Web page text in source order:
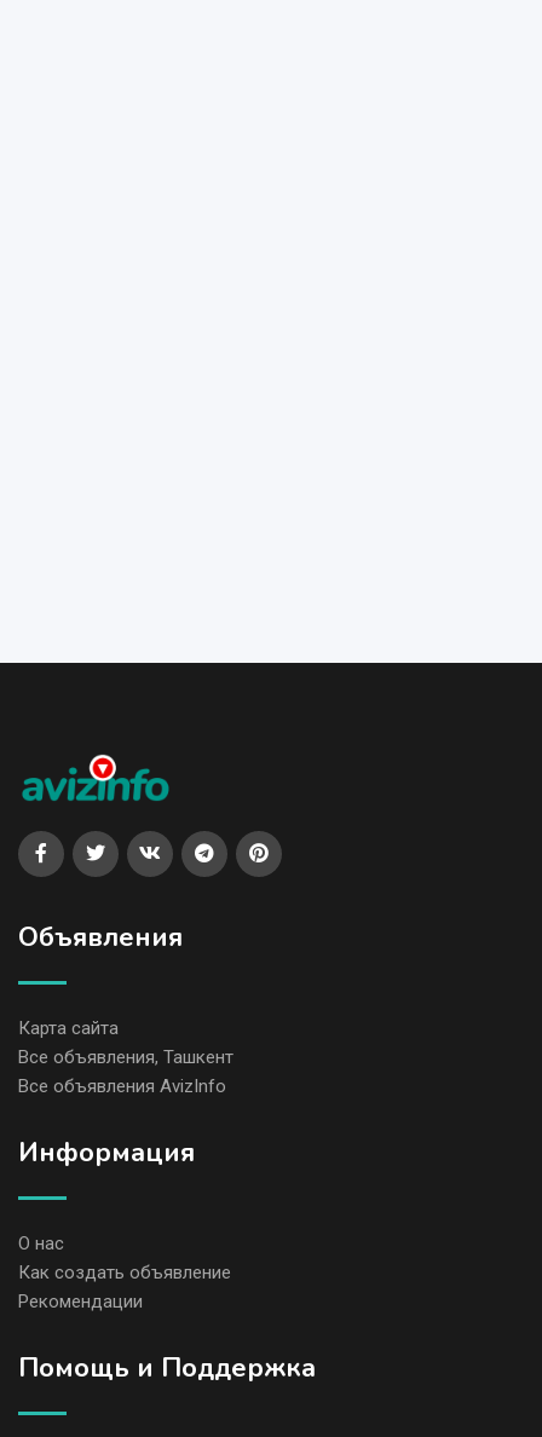
Объявления
Карта сайта
Все объявления, Ташкент
Все объявления AvizInfo
Информация
О нас
Как создать объявление
Рекомендации
Помощь и Поддержка